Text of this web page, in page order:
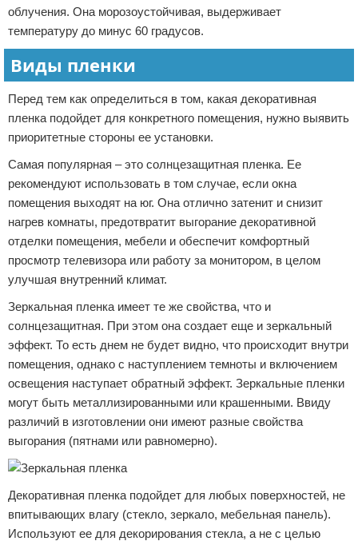
облучения. Она морозоустойчивая, выдерживает
температуру до минус 60 градусов.
Виды пленки
Перед тем как определиться в том, какая декоративная
пленка подойдет для конкретного помещения, нужно выявить
приоритетные стороны ее установки.
Самая популярная – это солнцезащитная пленка. Ее
рекомендуют использовать в том случае, если окна
помещения выходят на юг. Она отлично затенит и снизит
нагрев комнаты, предотвратит выгорание декоративной
отделки помещения, мебели и обеспечит комфортный
просмотр телевизора или работу за монитором, в целом
улучшая внутренний климат.
Зеркальная пленка имеет те же свойства, что и
солнцезащитная. При этом она создает еще и зеркальный
эффект. То есть днем не будет видно, что происходит внутри
помещения, однако с наступлением темноты и включением
освещения наступает обратный эффект. Зеркальные пленки
могут быть металлизированными или крашенными. Ввиду
различий в изготовлении они имеют разные свойства
выгорания (пятнами или равномерно).
Декоративная пленка подойдет для любых поверхностей, не
впитывающих влагу (стекло, зеркало, мебельная панель).
Используют ее для декорирования стекла, а не с целью